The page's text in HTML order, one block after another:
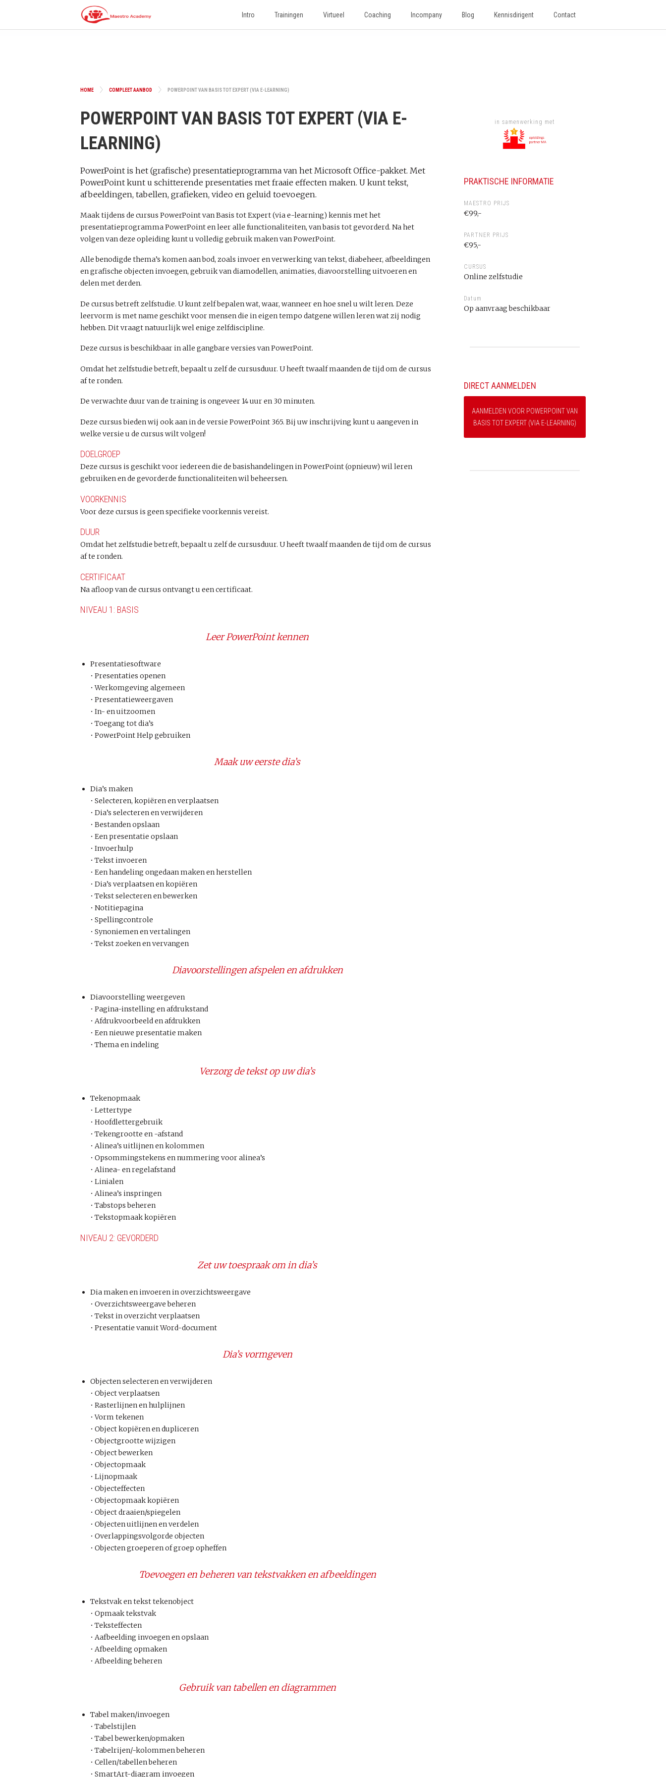
Intro Trainingen Virtueel Coaching Incompany Blog Kennisdirigent Contact
HOME COMPLEET AANBOD POWERPOINT VAN BASIS TOT EXPERT (VIA E-LEARNING)
POWERPOINT VAN BASIS TOT EXPERT (VIA E-
LEARNING)
PowerPoint is het (grafische) presentatieprogramma van het Microsoft Office-pakket. Met
PowerPoint kunt u schitterende presentaties met fraaie effecten maken. U kunt tekst,
afbeeldingen, tabellen, grafieken, video en geluid toevoegen.
Maak tijdens de cursus PowerPoint van Basis tot Expert (via e-learning) kennis met het
presentatieprogramma PowerPoint en leer alle functionaliteiten, van basis tot gevorderd. Na het
volgen van deze opleiding kunt u volledig gebruik maken van PowerPoint.
Alle benodigde thema’s komen aan bod, zoals invoer en verwerking van tekst, diabeheer, afbeeldingen
en grafische objecten invoegen, gebruik van diamodellen, animaties, diavoorstelling uitvoeren en
delen met derden.
De cursus betreft zelfstudie. U kunt zelf bepalen wat, waar, wanneer en hoe snel u wilt leren. Deze
leervorm is met name geschikt voor mensen die in eigen tempo datgene willen leren wat zij nodig
hebben. Dit vraagt natuurlijk wel enige zelfdiscipline.
Deze cursus is beschikbaar in alle gangbare versies van PowerPoint.
Omdat het zelfstudie betreft, bepaalt u zelf de cursusduur. U heeft twaalf maanden de tijd om de cursus
af te ronden.
De verwachte duur van de training is ongeveer 14 uur en 30 minuten.
Deze cursus bieden wij ook aan in de versie PowerPoint 365. Bij uw inschrijving kunt u aangeven in
welke versie u de cursus wilt volgen!
DOELGROEP
Deze cursus is geschikt voor iedereen die de basishandelingen in PowerPoint (opnieuw) wil leren
gebruiken en de gevorderde functionaliteiten wil beheersen.
VOORKENNIS
Voor deze cursus is geen specifieke voorkennis vereist.
DUUR
Omdat het zelfstudie betreft, bepaalt u zelf de cursusduur. U heeft twaalf maanden de tijd om de cursus
af te ronden.
CERTIFICAAT
Na afloop van de cursus ontvangt u een certificaat.
NIVEAU 1: BASIS
Leer PowerPoint kennen
Presentatiesoftware
• Presentaties openen
• Werkomgeving algemeen
• Presentatieweergaven
• In- en uitzoomen
• Toegang tot dia’s
• PowerPoint Help gebruiken
Maak uw eerste dia’s
Dia’s maken
• Selecteren, kopiëren en verplaatsen
• Dia’s selecteren en verwijderen
• Bestanden opslaan
• Een presentatie opslaan
• Invoerhulp
• Tekst invoeren
• Een handeling ongedaan maken en herstellen
• Dia’s verplaatsen en kopiëren
• Tekst selecteren en bewerken
• Notitiepagina
• Spellingcontrole
• Synoniemen en vertalingen
• Tekst zoeken en vervangen
Diavoorstellingen afspelen en afdrukken
Diavoorstelling weergeven
• Pagina-instelling en afdrukstand
• Afdrukvoorbeeld en afdrukken
• Een nieuwe presentatie maken
• Thema en indeling
Verzorg de tekst op uw dia’s
Tekenopmaak
• Lettertype
• Hoofdlettergebruik
• Tekengrootte en -afstand
• Alinea’s uitlijnen en kolommen
• Opsommingstekens en nummering voor alinea’s
• Alinea- en regelafstand
• Linialen
• Alinea’s inspringen
• Tabstops beheren
• Tekstopmaak kopiëren
NIVEAU 2: GEVORDERD
Zet uw toespraak om in dia’s
Dia maken en invoeren in overzichtsweergave
• Overzichtsweergave beheren
• Tekst in overzicht verplaatsen
• Presentatie vanuit Word-document
Dia’s vormgeven
Objecten selecteren en verwijderen
• Object verplaatsen
• Rasterlijnen en hulplijnen
• Vorm tekenen
• Object kopiëren en dupliceren
• Objectgrootte wijzigen
• Object bewerken
• Objectopmaak
• Lijnopmaak
• Objecteffecten
• Objectopmaak kopiëren
• Object draaien/spiegelen
• Objecten uitlijnen en verdelen
• Overlappingsvolgorde objecten
• Objecten groeperen of groep opheffen
Toevoegen en beheren van tekstvakken en afbeeldingen
Tekstvak en tekst tekenobject
• Opmaak tekstvak
• Teksteffecten
• Aafbeelding invoegen en opslaan
• Afbeelding opmaken
• Afbeelding beheren
Gebruik van tabellen en diagrammen
Tabel maken/invoegen
• Tabelstijlen
• Tabel bewerken/opmaken
• Tabelrijen/-kolommen beheren
• Cellen/tabellen beheren
• SmartArt-diagram invoegen
in samenwerking met
PRAKTISCHE INFORMATIE
MAESTRO PRIJS
€99,-
PARTNER PRIJS
€95,-
CURSUS
Online zelfstudie
Datum
Op aanvraag beschikbaar
DIRECT AANMELDEN
AANMELDEN VOOR POWERPOINT VAN
BASIS TOT EXPERT (VIA E-LEARNING)